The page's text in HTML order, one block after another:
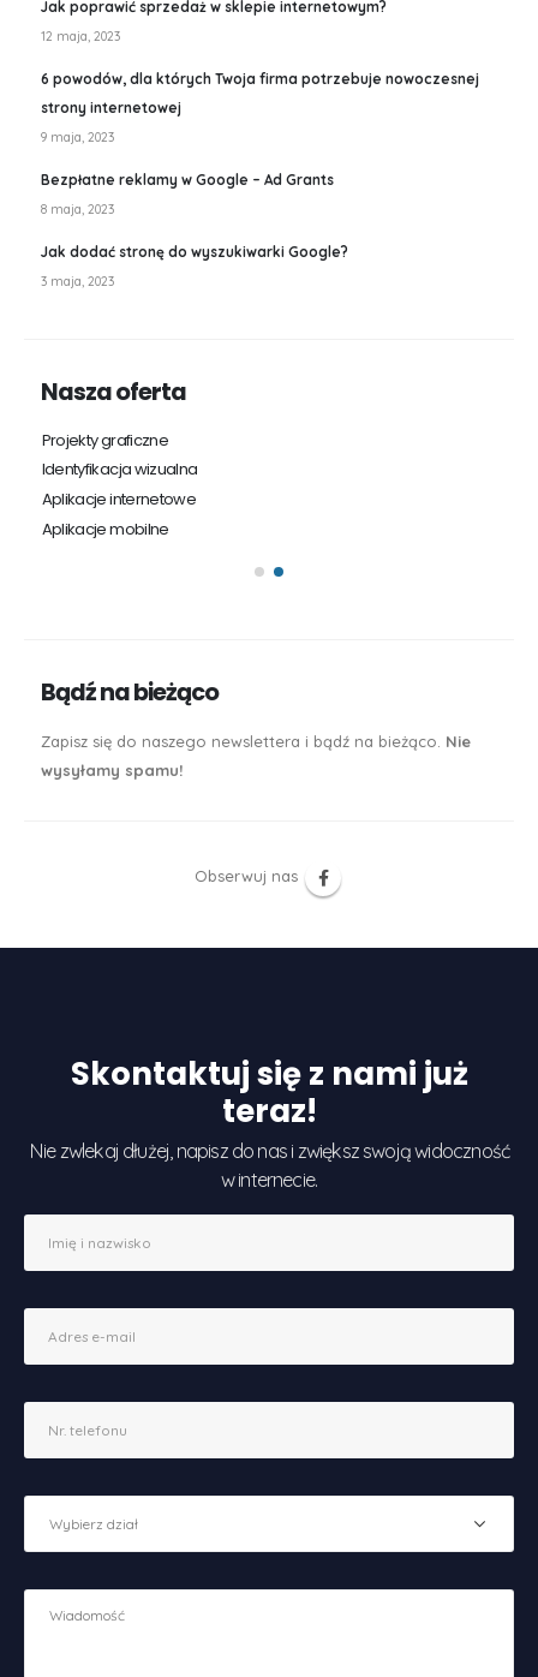
Jak poprawić sprzedaż w sklepie internetowym?
12 maja, 2023
6 powodów, dla których Twoja firma potrzebuje nowoczesnej
strony internetowej
9 maja, 2023
Bezpłatne reklamy w Google – Ad Grants
8 maja, 2023
Jak dodać stronę do wyszukiwarki Google?
3 maja, 2023
Nasza oferta
Projekty graficzne
Identyfikacja wizualna
Aplikacje internetowe
Aplikacje mobilne
Bądź na bieżąco
Zapisz się do naszego newslettera i bądź na bieżąco. Nie
wysyłamy spamu!
Obserwuj nas
Skontaktuj się z nami już
teraz!
Nie zwlekaj dłużej, napisz do nas i zwiększ swoją widoczność
w internecie.